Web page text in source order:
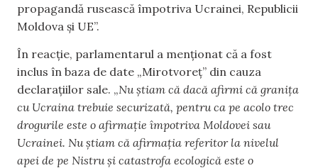
propagandă rusească împotriva Ucrainei, Republicii
Moldova și UE”.
În reacție, parlamentarul a menționat că a fost
inclus în baza de date „Mirotvoreț” din cauza
declarațiilor sale. „Nu știam că dacă afirmi că granița
cu Ucraina trebuie securizată, pentru ca pe acolo trec
drogurile este o afirmație împotriva Moldovei sau
Ucrainei. Nu știam că afirmația referitor la nivelul
apei de pe Nistru și catastrofa ecologică este o